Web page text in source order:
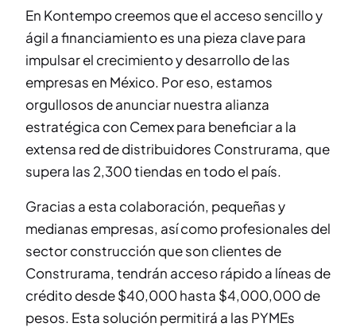
En Kontempo creemos que el acceso sencillo y
ágil a financiamiento es una pieza clave para
impulsar el crecimiento y desarrollo de las
empresas en México. Por eso, estamos
orgullosos de anunciar nuestra alianza
estratégica con Cemex para beneficiar a la
extensa red de distribuidores Construrama, que
supera las 2,300 tiendas en todo el país.
Gracias a esta colaboración, pequeñas y
medianas empresas, así como profesionales del
sector construcción que son clientes de
Construrama, tendrán acceso rápido a líneas de
crédito desde $40,000 hasta $4,000,000 de
pesos. Esta solución permitirá a las PYMEs